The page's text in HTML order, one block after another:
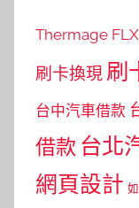
Thermage FLX
刷卡換現 刷
台中汽車借款
借款 台北
網頁設計